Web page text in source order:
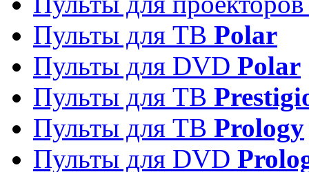
Пульты для ТВ Polar
Пульты для DVD Polar
Пульты для ТВ
Пульты для ТВ Prology
Пульты для DVD